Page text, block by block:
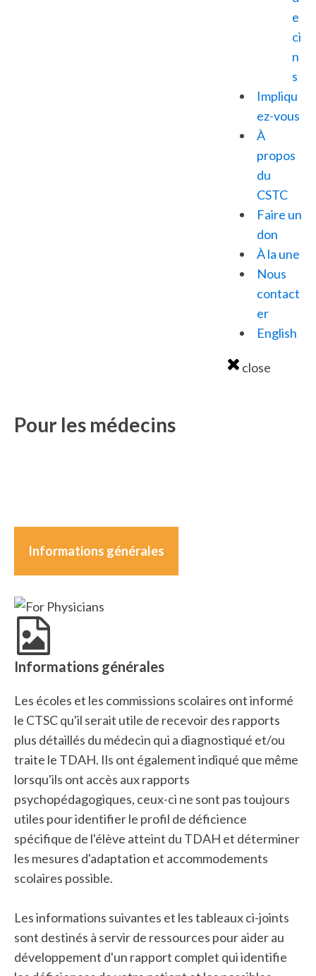
e
ci
n
s
Impliqu
ez-vous
À
propos
du
CSTC
Faire un
don
À la une
Nous
contact
er
English
close
Pour les médecins
Informations générales
Informations générales
Les écoles et les commissions scolaires ont informé
le CTSC qu'il serait utile de recevoir des rapports
plus détaillés du médecin qui a diagnostiqué et/ou
traite le TDAH. Ils ont également indiqué que même
lorsqu'ils ont accès aux rapports
psychopédagogiques, ceux-ci ne sont pas toujours
utiles pour identifier le profil de déficience
spécifique de l'élève atteint du TDAH et déterminer
les mesures d'adaptation et accommodements
scolaires possible.
Les informations suivantes et les tableaux ci-joints
sont destinés à servir de ressources pour aider au
développement d'un rapport complet qui identifie